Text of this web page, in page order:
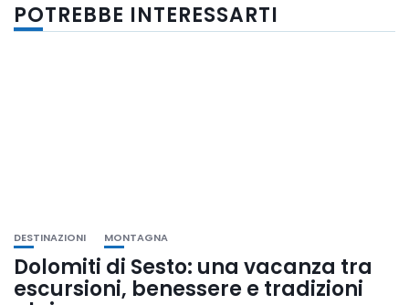
POTREBBE INTERESSARTI
DESTINAZIONI MONTAGNA
Dolomiti di Sesto: una vacanza tra
escursioni, benessere e tradizioni